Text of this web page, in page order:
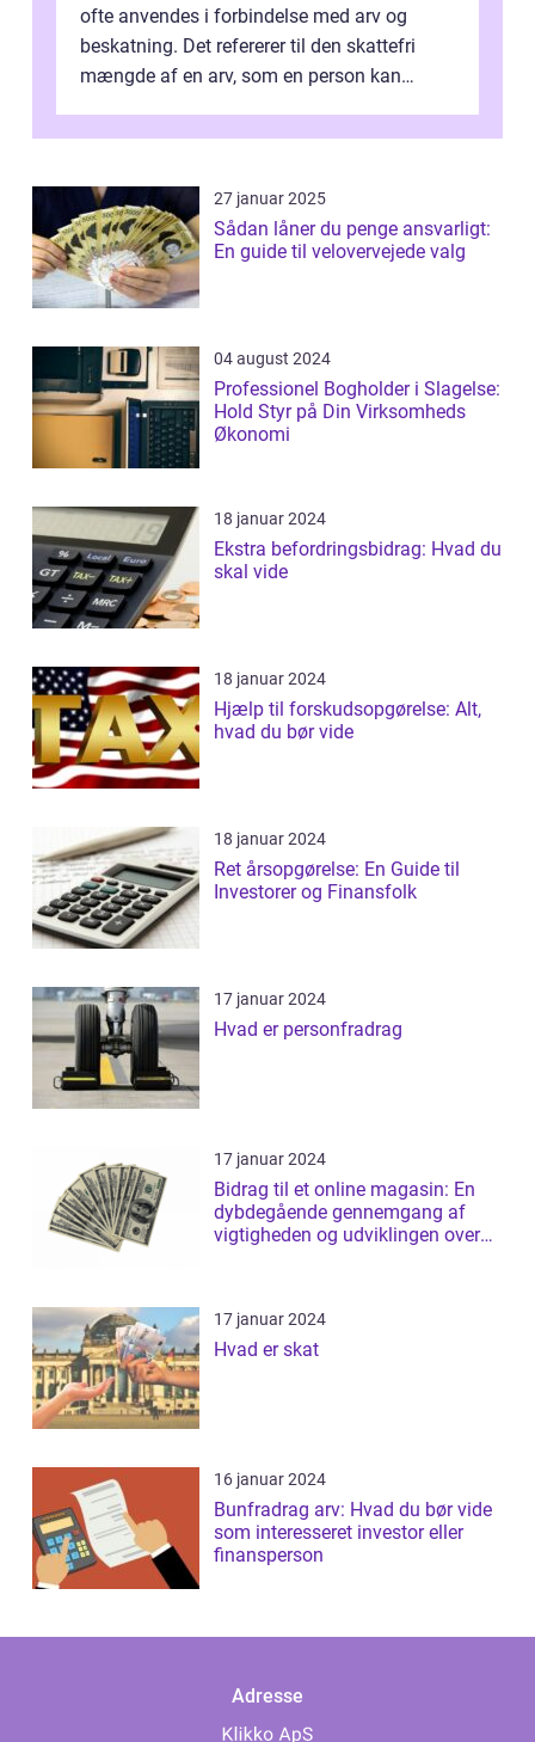
ofte anvendes i forbindelse med arv og
beskatning. Det refererer til den skattefri
mængde af en arv, som en person kan
27 januar 2025
Sådan låner du penge ansvarligt:
En guide til velovervejede valg
04 august 2024
Professionel Bogholder i Slagelse:
Hold Styr på Din Virksomheds
Økonomi
18 januar 2024
Ekstra befordringsbidrag: Hvad du
skal vide
18 januar 2024
Hjælp til forskudsopgørelse: Alt,
hvad du bør vide
18 januar 2024
Ret årsopgørelse: En Guide til
Investorer og Finansfolk
17 januar 2024
Hvad er personfradrag
17 januar 2024
Bidrag til et online magasin: En
dybdegående gennemgang af
vigtigheden og udviklingen over
17 januar 2024
Hvad er skat
16 januar 2024
Bunfradrag arv: Hvad du bør vide
som interesseret investor eller
finansperson
Adresse